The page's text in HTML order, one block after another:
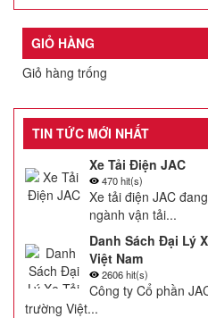
GIỎ HÀNG
Giỏ hàng trống
TIN TỨC MỚI NHẤT
Xe Tải Điện JAC
470 hit(s)
Xe tải điện JAC
ngành vận tải...
Danh Sách Đại Lý
Việt Nam
2606 hit(s)
Công ty Cổ phần
trường Việt...